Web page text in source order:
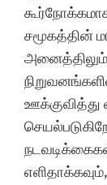
சமூகத்தின்
அனைத்திலும்
ஊக்குவித்து